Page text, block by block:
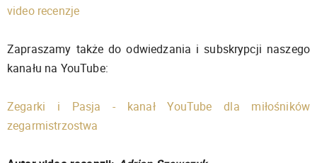
video recenzje
Zapraszamy także do odwiedzania i subskrypcji naszego
kanału na YouTube:
Zegarki i Pasja - kanał YouTube dla miłośników
zegarmistrzostwa